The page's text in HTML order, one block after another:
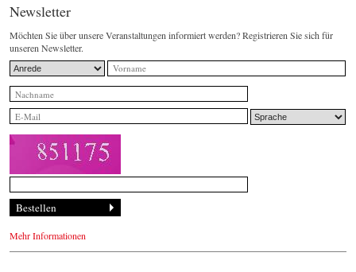
Newsletter
Möchten Sie über unsere Veranstaltungen informiert werden? Registrieren Sie sich für
unseren Newsletter.
Mehr Informationen